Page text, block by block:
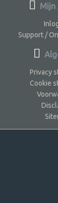
Mijn
Support /
Privacy
Cookie